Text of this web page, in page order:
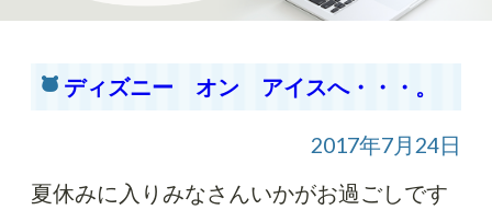
ディズニー オン アイスへ・・・。
2017年7月24日
夏休みに入りみなさんいかがお過ごしです